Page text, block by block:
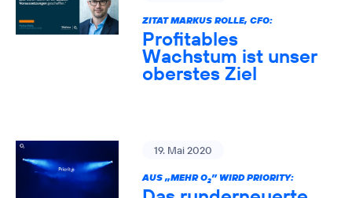
ZITAT MARKUS ROLLE, CFO:
Profitables
Wachstum ist unser
oberstes Ziel
19. Mai 2020
AUS „MEHR O2” WIRD PRIORITY: